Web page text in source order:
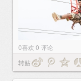
0喜欢 0 评论
转贴